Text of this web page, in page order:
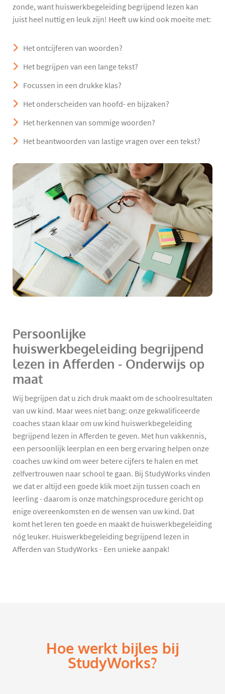
zonde, want huiswerkbegeleiding begrijpend lezen kan
juist heel nuttig en leuk zijn! Heeft uw kind ook moeite met:
Het ontcijferen van woorden?
Het begrijpen van een lange tekst?
Focussen in een drukke klas?
Het onderscheiden van hoofd- en bijzaken?
Het herkennen van sommige woorden?
Het beantwoorden van lastige vragen over een tekst?
Persoonlijke
huiswerkbegeleiding begrijpend
lezen in Afferden - Onderwijs op
maat
Wij begrijpen dat u zich druk maakt om de schoolresultaten
van uw kind. Maar wees niet bang: onze gekwalificeerde
coaches staan klaar om uw kind huiswerkbegeleiding
begrijpend lezen in Afferden te geven. Met hun vakkennis,
een persoonlijk leerplan en een berg ervaring helpen onze
coaches uw kind om weer betere cijfers te halen en met
zelfvertrouwen naar school te gaan. Bij StudyWorks vinden
we dat er altijd een goede klik moet zijn tussen coach en
leerling - daarom is onze matchingsprocedure gericht op
enige overeenkomsten en de wensen van uw kind. Dat
komt het leren ten goede en maakt de huiswerkbegeleiding
nóg leuker. Huiswerkbegeleiding begrijpend lezen in
Afferden van StudyWorks - Een unieke aanpak!
Hoe werkt bijles bij
StudyWorks?